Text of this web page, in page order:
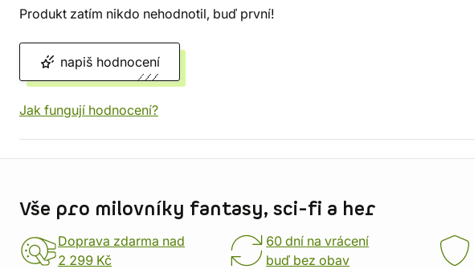
Produkt zatím nikdo nehodnotil, buď první!
napiš hodnocení
Jak fungují hodnocení?
Vše pro milovníky fantasy, sci-fi a her
Doprava zdarma nad
2 299 Kč
60 dní na vrácení
buď bez obav